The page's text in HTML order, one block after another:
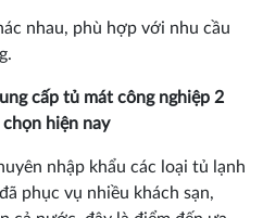
nhau, phù hợp với nhu cầu
cấp tủ mát công nghiệp 2
hiện nay
nhập khẩu các loại tủ lạnh
phục vụ nhiều khách sạn,